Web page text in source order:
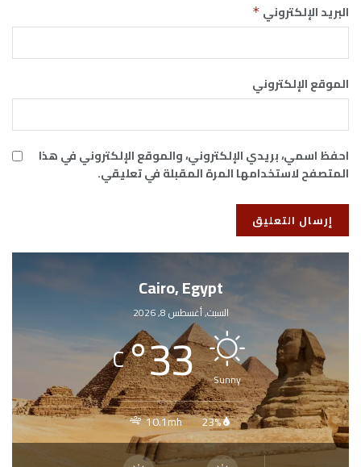
البريد الإلكتروني *
الموقع الإلكتروني
احفظ اسمي، بريدي الإلكتروني، والموقع الإلكتروني في هذا
المتصفح لاستخدامها المرة المقبلة في تعليقي.
Cairo, Egypt
السبت, أغسطس 8, 2026
Sunny
33
°
C
23%
10.1mh